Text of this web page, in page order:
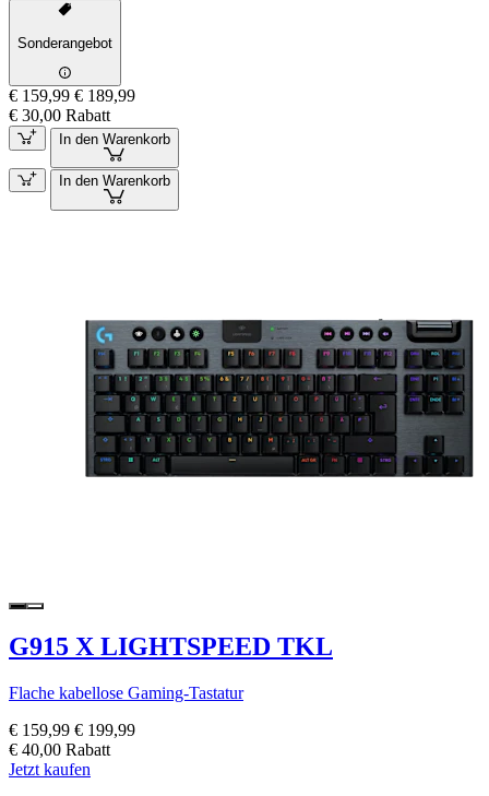
Sonderangebot
€ 159,99 € 189,99
€ 30,00 Rabatt
In den Warenkorb
In den Warenkorb
G915 X LIGHTSPEED TKL
Flache kabellose Gaming-Tastatur
€ 159,99 € 199,99
€ 40,00 Rabatt
Jetzt kaufen